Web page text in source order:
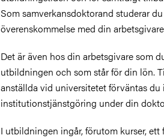
Som samverkansdoktorand studerar
överenskommelse med din
Det är även hos din arbetsgivare som
utbildningen och som står för din lön.
anställda vid universitetet förväntas
institutionstjänstgöring under din
I utbildningen ingår, förutom kurser,